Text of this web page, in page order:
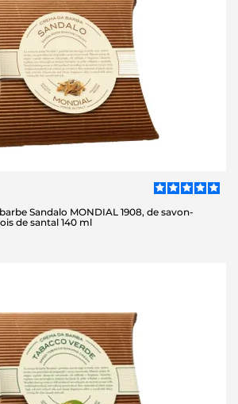
Sandalo MONDIAL 1908, de savon-
de santal 140 ml